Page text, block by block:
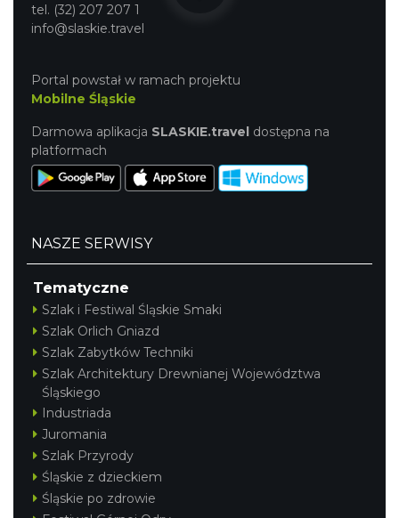
tel. (32) 207 207 1
info@slaskie.travel
Portal powstał w ramach projektu
Mobilne Śląskie
Darmowa aplikacja SLASKIE.travel dostępna na
platformach
NASZE SERWISY
Tematyczne
Szlak i Festiwal Śląskie Smaki
Szlak Orlich Gniazd
Szlak Zabytków Techniki
Szlak Architektury Drewnianej Województwa
Śląskiego
Industriada
Juromania
Szlak Przyrody
Śląskie z dzieckiem
Śląskie po zdrowie